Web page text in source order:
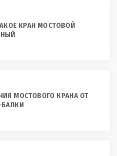
КРАН МОСТОВОЙ
МОСТОВОГО КРАНА ОТ
БАЛКИ